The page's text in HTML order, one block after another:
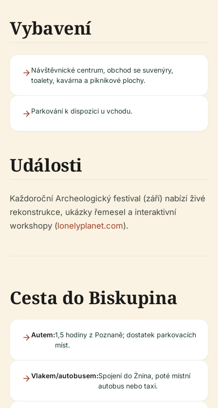
Vybavení
Návštěvnické centrum, obchod se suvenýry,
toalety, kavárna a piknikové plochy.
Parkování k dispozici u vchodu.
Události
Každoroční Archeologický festival (září) nabízí živé
rekonstrukce, ukázky řemesel a interaktivní
workshopy (lonelyplanet.com).
Cesta do Biskupina
Autem:1,5 hodiny z Poznaně; dostatek parkovacích
míst.
Vlakem/autobusem:Spojení do Żnina, poté místní
autobus nebo taxi.